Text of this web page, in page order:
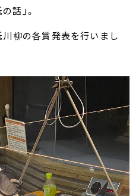
話」。
柳の各賞発表を行いまし